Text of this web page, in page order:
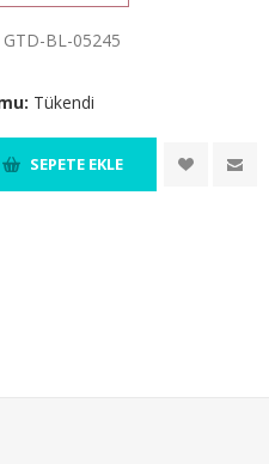
GTD-BL-05245
Tükendi